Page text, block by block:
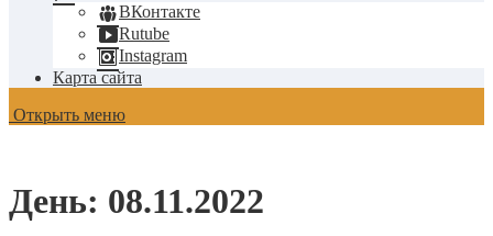
ВКонтакте
Rutube
Instagram
Карта сайта
Открыть меню
День: 08.11.2022